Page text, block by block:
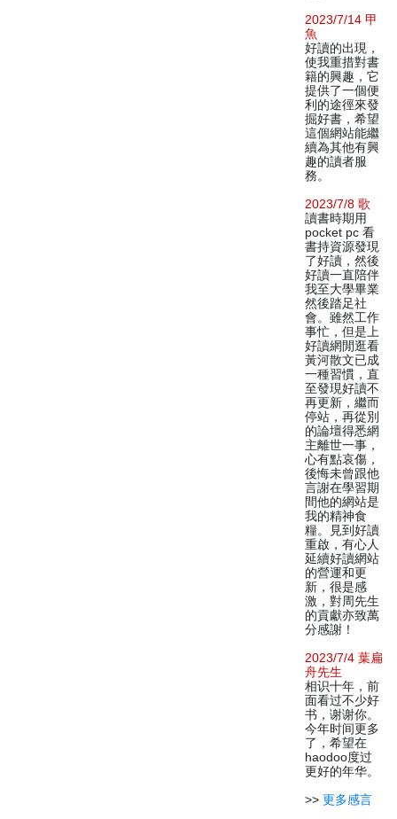
2023/7/14 甲
魚
好讀的出現，
使我重措對書
籍的興趣，它
提供了一個便
利的途徑來發
掘好書，希望
這個網站能繼
續為其他有興
趣的讀者服
務。
2023/7/8 歌
讀書時期用
pocket pc 看
書持資源發現
了好讀，然後
好讀一直陪伴
我至大學畢業
然後踏足社
會。雖然工作
事忙，但是上
好讀網閒逛看
黃河散文已成
一種習慣，直
至發現好讀不
再更新，繼而
停站，再從別
的論壇得悉網
主離世一事，
心有點哀傷，
後悔未曾跟他
言謝在學習期
間他的網站是
我的精神食
糧。見到好讀
重啟，有心人
延續好讀網站
的營運和更
新，很是感
激，對周先生
的貢獻亦致萬
分感謝！
2023/7/4 葉扁
舟先生
相识十年，前
面看过不少好
书，谢谢你。
今年时间更多
了，希望在
haodoo度过
更好的年华。
>> 更多感言